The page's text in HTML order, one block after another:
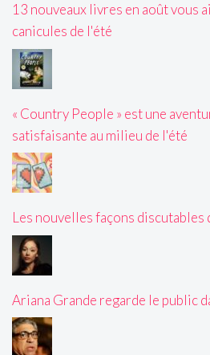
13 nouveaux livres en août vous
canicules de l'été
« Country People » est une
satisfaisante au milieu de l'été
Les nouvelles façons
Ariana Grande regarde le public